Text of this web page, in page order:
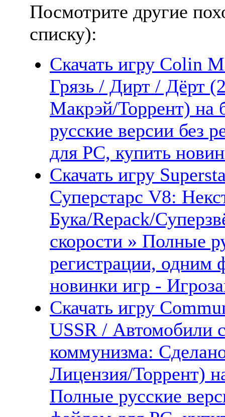
Посмотрите другие
списку):
Скачать игру Colin
Грязь / Дирт / Дёрт
Макрэй/Торрент) на
русские версии без
для PC, купить
Скачать игру
Суперстарс V8:
Бука/Repack/
скорости » Полные
регистрации, одним
новинки игр -
Скачать игру
USSR / Автомобили
коммунизма:
Лицензия/Торрент)
Полные русские